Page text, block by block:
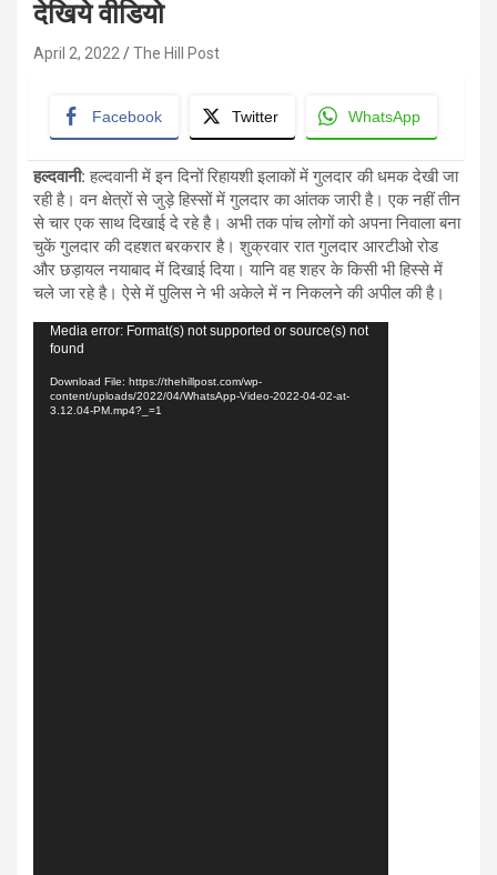
देखिये वीडियो
April 2, 2022 The Hill Post
Facebook Twitter WhatsApp
हल्दवानी:हल्दवानी में इन दिनों रिहायशी इलाकों में गुलदार की धमक देखी जा
रही है। वन क्षेत्रों से जुड़े हिस्सों में गुलदार का आंतक जारी है। एक नहीं तीन
से चार एक साथ दिखाई दे रहे है। अभी तक पांच लोगों को अपना निवाला बना
चुकें गुलदार की दहशत बरकरार है। शुक्रवार रात गुलदार आरटीओ रोड
और छड़ायल नयाबाद में दिखाई दिया। यानि वह शहर के किसी भी हिस्से में
चले जा रहे है। ऐसे में पुलिस ने भी अकेले में न निकलने की अपील की है।
Video
Player
Media error: Format(s) not supported or source(s) not
found
Download File: https://thehillpost.com/wp-
content/uploads/2022/04/WhatsApp-Video-2022-04-02-at-
3.12.04-PM.mp4?_=1